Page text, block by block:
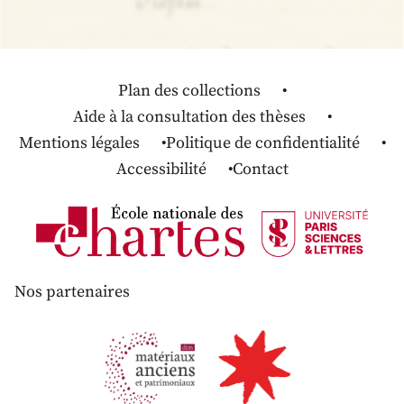
Plan des collections
Aide à la consultation des thèses
Mentions légales
Politique de confidentialité
Accessibilité
Contact
Nos partenaires